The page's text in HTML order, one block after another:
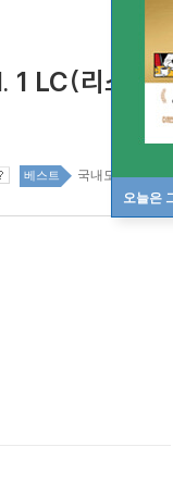
오늘은
1 LC(리스닝)
베스트 국내도서